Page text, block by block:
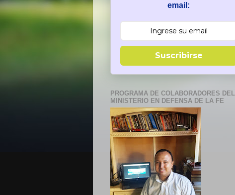
email:
Suscribirse
PROGRAMA DE COLABORADORES DEL
MINISTERIO EN DEFENSA DE LA FE